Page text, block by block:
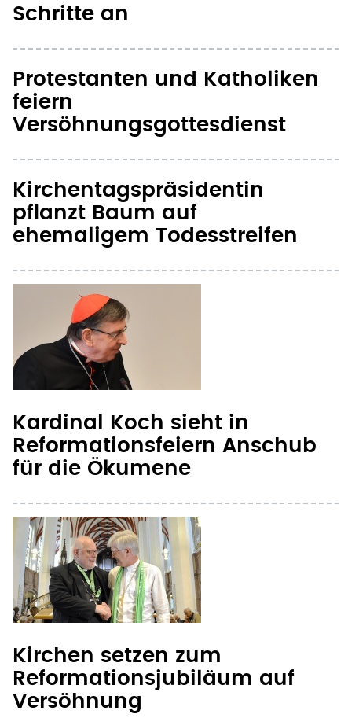
feiern
Kirchentagspräsidentin
pflanzt Baum auf
Kardinal Koch sieht in
Reformationsfeiern Anschub
für die Ökumene
Kirchen setzen zum
Reformationsjubiläum auf
Versöhnung
Merkel und Hollande setzen
Zeichen für Frieden und